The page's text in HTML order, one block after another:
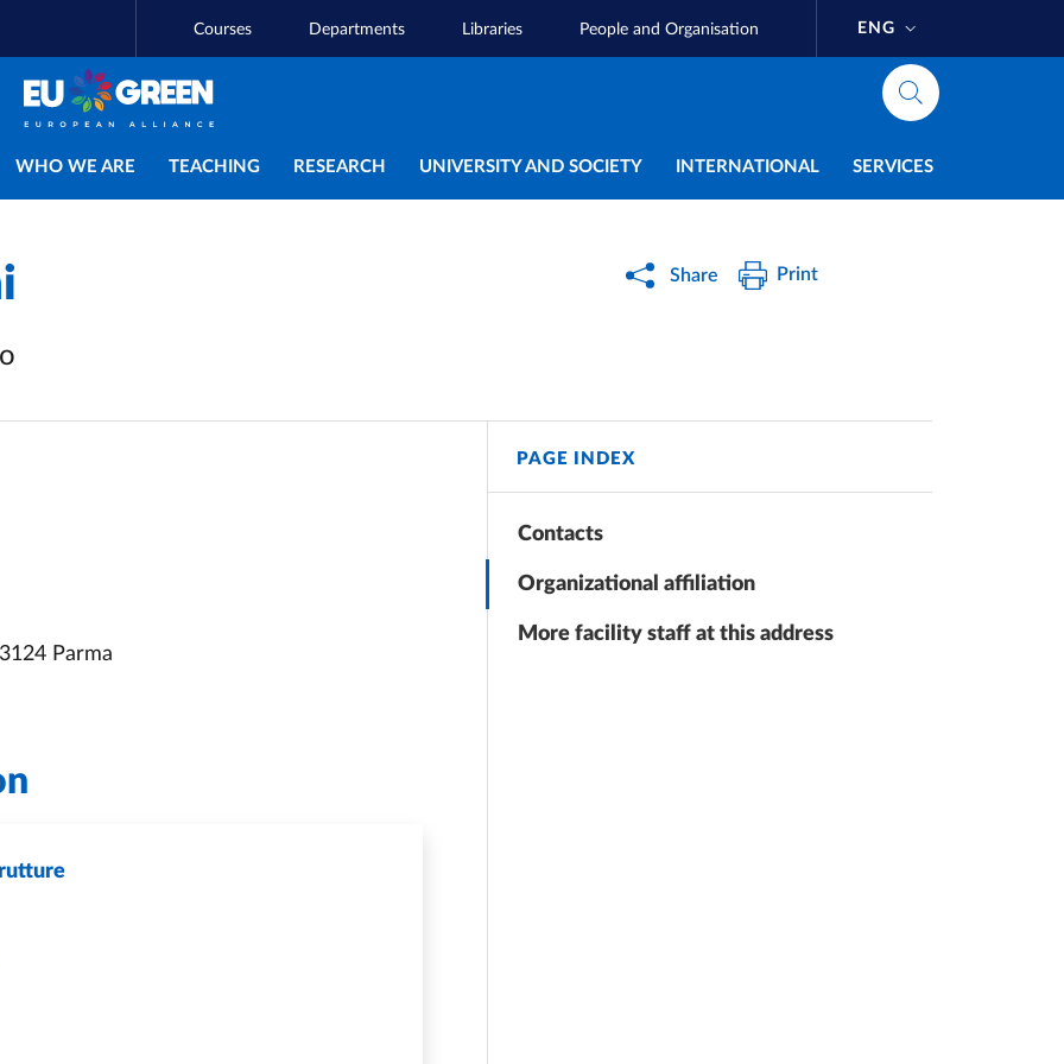
Courses Departments Libraries People and Organisation ENG
Main navigation
WHO WE ARE TEACHING RESEARCH UNIVERSITY AND SOCIETY INTERNATIONAL SERVICES
Share Print
PAGE INDEX
Contacts
Organizational affiliation
More facility staff at this address
Parma
E INFRASTRUTTURE